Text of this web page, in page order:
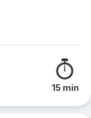
15 min